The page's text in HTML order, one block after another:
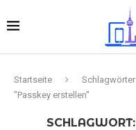
Startseite Schlagwörter
"Passkey erstellen"
SCHLAGWORT: